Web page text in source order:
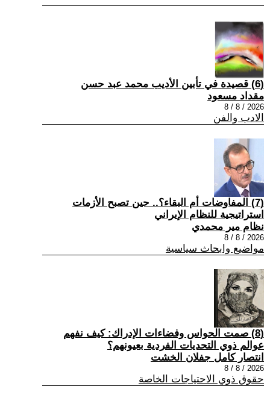
(6) قصيدة في تأبين الأديب محمد عبد حسن
مقداد مسعود
2026 / 8 / 8
الادب والفن
(7) المفاوضات أم البقاء؟.. حين تصبح الأزمات
استراتيجية للنظام الإيراني
نظام مير محمدي
2026 / 8 / 8
مواضيع وابحاث سياسية
(8) صمت الحواس وفضاءات الإدراك: كيف نفهم
عوالم ذوي التحديات الفردية بعيونهم؟
انتصار كامل جفلان الخشت
2026 / 8 / 8
حقوق ذوي الاحتياجات الخاصة